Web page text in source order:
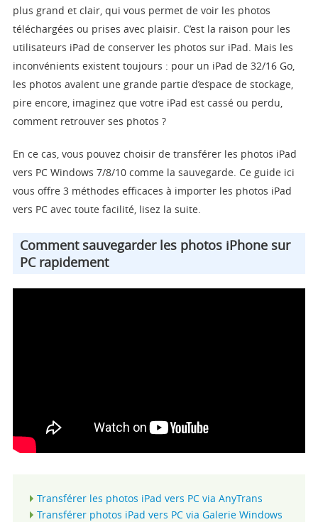
plus grand et clair, qui vous permet de voir les photos
téléchargées ou prises avec plaisir. C’est la raison pour les
utilisateurs iPad de conserver les photos sur iPad. Mais les
inconvénients existent toujours : pour un iPad de 32/16 Go,
les photos avalent une grande partie d’espace de stockage,
pire encore, imaginez que votre iPad est cassé ou perdu,
comment retrouver ses photos ?
En ce cas, vous pouvez choisir de transférer les photos iPad
vers PC Windows 7/8/10 comme la sauvegarde. Ce guide ici
vous offre 3 méthodes efficaces à importer les photos iPad
vers PC avec toute facilité, lisez la suite.
Comment sauvegarder les photos iPhone sur
PC rapidement
Transférer les photos iPad vers PC via AnyTrans
Transférer photos iPad vers PC via Galerie Windows